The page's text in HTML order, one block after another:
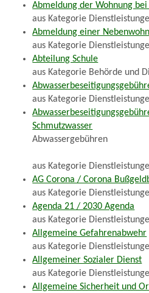
Abmeldung der Wohnung bei
aus Kategorie
Abmeldung einer
aus Kategorie
Abteilung Schule
aus Kategorie Behörde und
aus Kategorie
Schmutzwasser
Abwassergebühren
aus Kategorie
AG Corona / Corona
aus Kategorie
Agenda 21 / 2030 Agenda
aus Kategorie
Allgemeine Gefahrenabwehr
aus Kategorie
Allgemeiner Sozialer Dienst
aus Kategorie
Allgemeine Sicherheit und